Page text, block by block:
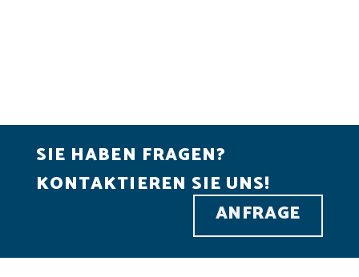
SIE HABEN FRAGEN?
KONTAKTIEREN SIE UNS!
ANFRAGE